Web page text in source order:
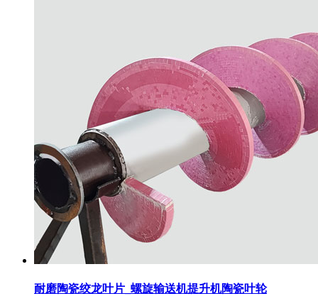
耐磨陶瓷绞龙叶片_螺旋输送机提升机陶瓷叶轮